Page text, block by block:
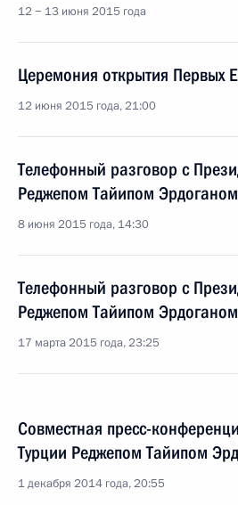
12 − 13 июня 2015 года
Церемония открытия Первых
12 июня 2015 года, 21:00
Телефонный разговор с
Реджепом Тайипом Эрдоганом
8 июня 2015 года, 14:30
Телефонный разговор с
Реджепом Тайипом Эрдоганом
17 марта 2015 года, 23:25
Совместная пресс-
Турции Реджепом Тайипом
1 декабря 2014 года, 20:55